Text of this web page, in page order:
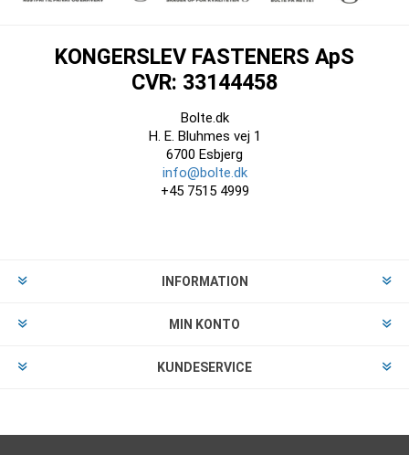
KONGERSLEV FASTENERS ApS
CVR: 33144458
Bolte.dk
H. E. Bluhmes vej 1
6700 Esbjerg
info@bolte.dk
+45 7515 4999
INFORMATION
MIN KONTO
KUNDESERVICE